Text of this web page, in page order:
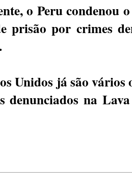
o Peru condenou
prisão por crimes
Unidos já são
denunciados na